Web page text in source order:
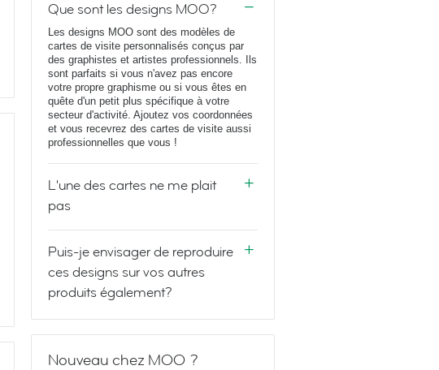
Que sont les designs MOO?
Les designs MOO sont des modèles de
cartes de visite personnalisés conçus par
des graphistes et artistes professionnels. Ils
sont parfaits si vous n'avez pas encore
votre propre graphisme ou si vous êtes en
quête d'un petit plus spécifique à votre
secteur d'activité. Ajoutez vos coordonnées
et vous recevrez des cartes de visite aussi
professionnelles que vous !
L'une des cartes ne me plait
pas
Puis-je envisager de reproduire
ces designs sur vos autres
produits également?
Nouveau chez MOO ?